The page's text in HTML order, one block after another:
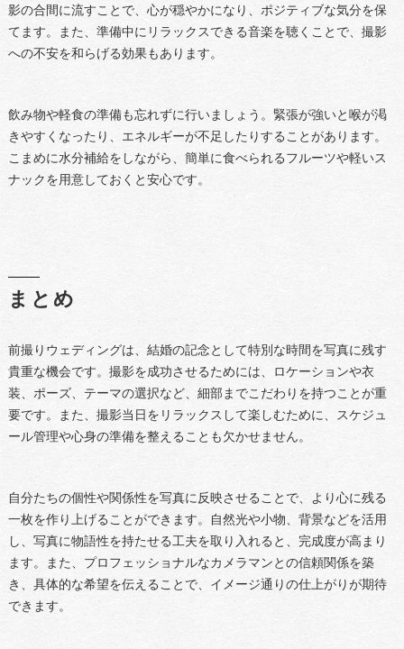
影の合間に流すことで、心が穏やかになり、ポジティブな気分を保
てます。また、準備中にリラックスできる音楽を聴くことで、撮影
への不安を和らげる効果もあります。
飲み物や軽食の準備も忘れずに行いましょう。緊張が強いと喉が渇
きやすくなったり、エネルギーが不足したりすることがあります。
こまめに水分補給をしながら、簡単に食べられるフルーツや軽いス
ナックを用意しておくと安心です。
まとめ
前撮りウェディングは、結婚の記念として特別な時間を写真に残す
貴重な機会です。撮影を成功させるためには、ロケーションや衣
装、ポーズ、テーマの選択など、細部までこだわりを持つことが重
要です。また、撮影当日をリラックスして楽しむために、スケジュ
ール管理や心身の準備を整えることも欠かせません。
自分たちの個性や関係性を写真に反映させることで、より心に残る
一枚を作り上げることができます。自然光や小物、背景などを活用
し、写真に物語性を持たせる工夫を取り入れると、完成度が高まり
ます。また、プロフェッショナルなカメラマンとの信頼関係を築
き、具体的な希望を伝えることで、イメージ通りの仕上がりが期待
できます。